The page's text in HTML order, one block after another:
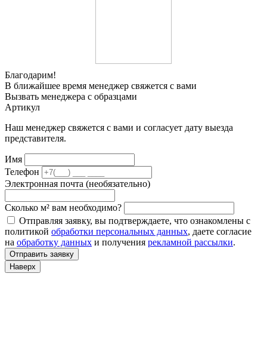
Благодарим!
В ближайшее время менеджер свяжется с вами
Вызвать менеджера с образцами
Артикул
Наш менеджер свяжется с вами и согласует дату выезда
представителя.
Имя
Телефон
Электронная почта (необязательно)
Сколько м² вам необходимо?
Отправляя заявку, вы подтверждаете, что ознакомлены с
политикой обработки персональных данных, даете согласие
на обработку данных и получения рекламной рассылки.
Отправить заявку
Наверх